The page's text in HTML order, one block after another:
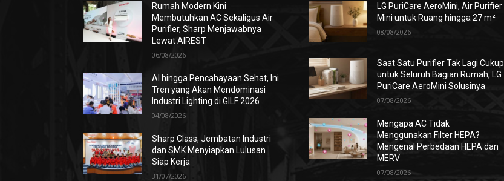
Rumah Modern Kini
Membutuhkan AC Sekaligus Air
Purifier, Sharp Menjawabnya
Lewat AIREST
06/08/2026
AI hingga Pencahayaan Sehat, Ini
Tren yang Akan Mendominasi
Industri Lighting di GILF 2026
04/08/2026
Sharp Class, Jembatan Industri
dan SMK Menyiapkan Lulusan
Siap Kerja
31/07/2026
LG PuriCare AeroMini, Air Purifier
Mini untuk Ruang hingga 27 m²
08/08/2026
Saat Satu Purifier Tak Lagi Cukup
untuk Seluruh Bagian Rumah, LG
PuriCare AeroMini Solusinya
07/08/2026
Mengapa AC Tidak
Menggunakan Filter HEPA?
Mengenal Perbedaan HEPA dan
MERV
07/08/2026